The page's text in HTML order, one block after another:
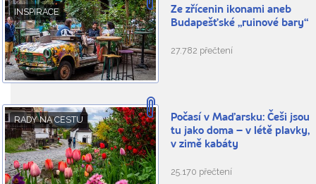
INSPIRACE
Ze zřícenin ikonami aneb
Budapešťské „ruinové bary“
27.782 přečtení
RADY NA CESTU
Počasí v Maďarsku: Češi jsou
tu jako doma – v létě plavky,
v zimě kabáty
25.170 přečtení